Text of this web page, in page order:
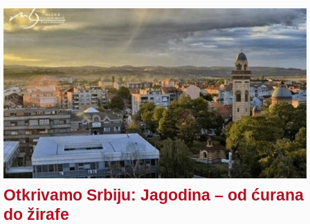
Otkrivamo Srbiju: Jagodina – od ćurana
do žirafe